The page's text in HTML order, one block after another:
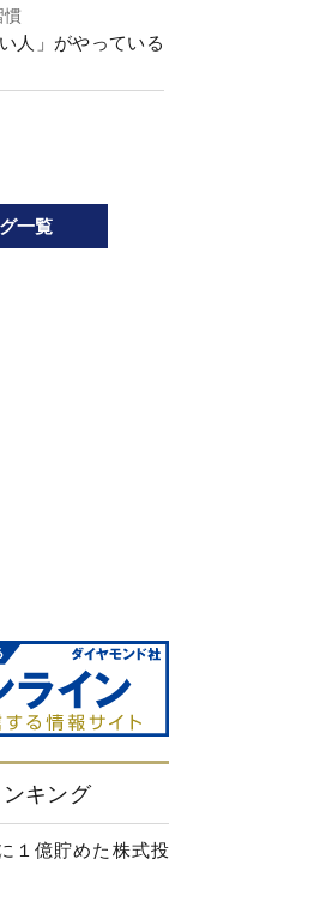
慣
人」がやっている
一覧
キング
１億貯めた株式投